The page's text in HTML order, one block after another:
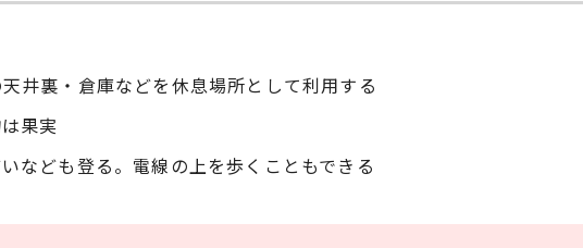
井裏・倉庫などを休息場所として利用する
果実
なども登る。電線の上を歩くこともできる